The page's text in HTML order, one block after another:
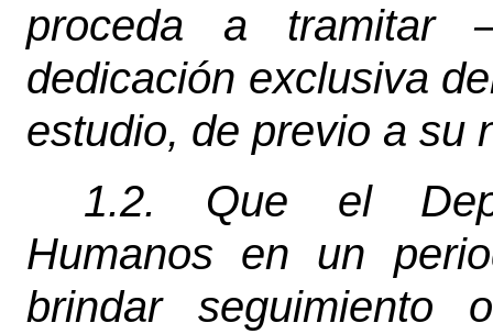
proceda a tramitar
dedicación exclusiva
estudio, de previo a su
1.2. Que el
Humanos en un
brindar seguimiento